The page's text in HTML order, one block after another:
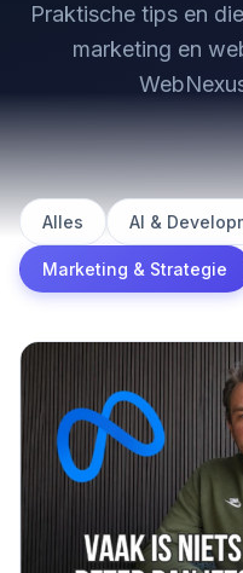
Praktische tips en
marketing en
Alles AI &
Marketing & Strategie